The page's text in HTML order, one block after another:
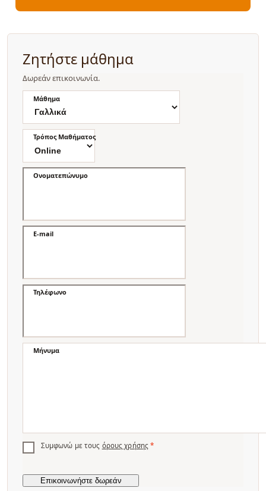
Ζητήστε μάθημα
Δωρεάν επικοινωνία.
Μάθημα
Τρόπος Μαθήματος
Ονοματεπώνυμο
E-mail
Τηλέφωνο
Μήνυμα
Συμφωνώ με τους όρους χρήσης *